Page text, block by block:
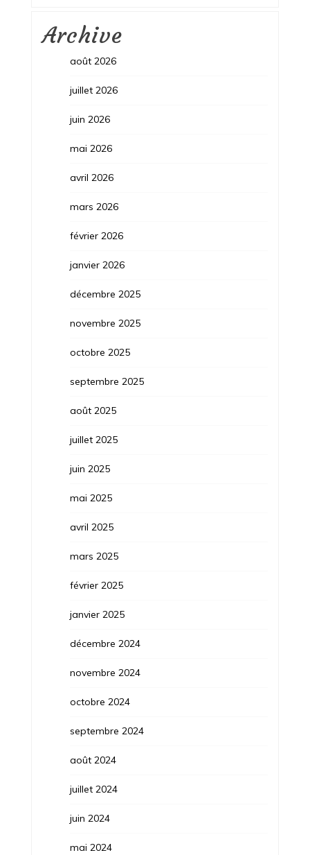
Archive
août 2026
juillet 2026
juin 2026
mai 2026
avril 2026
mars 2026
février 2026
janvier 2026
décembre 2025
novembre 2025
octobre 2025
septembre 2025
août 2025
juillet 2025
juin 2025
mai 2025
avril 2025
mars 2025
février 2025
janvier 2025
décembre 2024
novembre 2024
octobre 2024
septembre 2024
août 2024
juillet 2024
juin 2024
mai 2024